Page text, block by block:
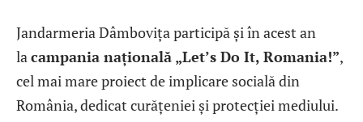
Jandarmeria Dâmbovița participă și în acest an
lacampania națională „Let’s Do It, Romania!”,
cel mai mare proiect de implicare socială din
România, dedicat curățeniei și protecției mediului.